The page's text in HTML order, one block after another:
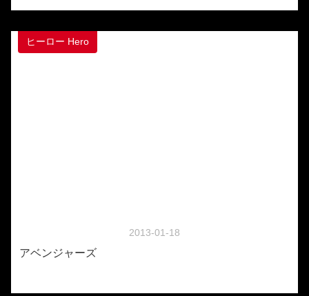
ヒーロー Hero
2013-01-18
アベンジャーズ